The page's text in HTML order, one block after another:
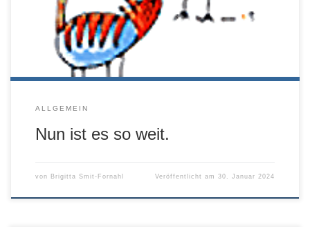
Mails und persönlichen Rückmeldungen auf diese
getroffene Entscheidung. Das hat mich sehr […]
ALLGEMEIN
Nun ist es so weit.
von Brigitta Smit-Fornahl Veröffentlicht am30. Januar 2024